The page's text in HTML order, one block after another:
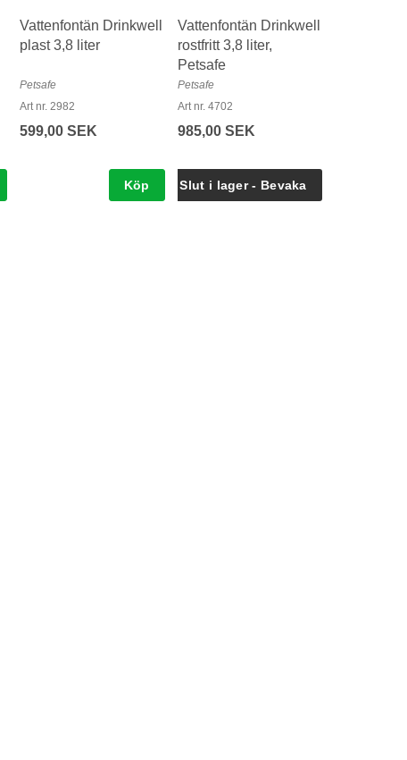
Vattenfontän Drinkwell
plast 3,8 liter
Petsafe
Art nr. 2982
599,00 SEK
Köp
Vattenfontän Drinkwell
rostfritt 3,8 liter,
Petsafe
Petsafe
Art nr. 4702
985,00 SEK